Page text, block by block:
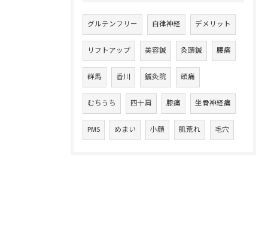
グルテンフリー 自律神経 デメリット
リフトアップ 美容鍼 灸頭鍼 腰痛
群馬 香川 鍼灸院 頭痛
むちうち 四十肩 膝痛 坐骨神経痛
PMS めまい 小顔 肌荒れ 毛穴